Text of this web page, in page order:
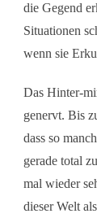
die Gegend
Situationen
wenn sie
Das Hinter-
genervt. Bis
dass so
gerade total
mal wieder
dieser Welt